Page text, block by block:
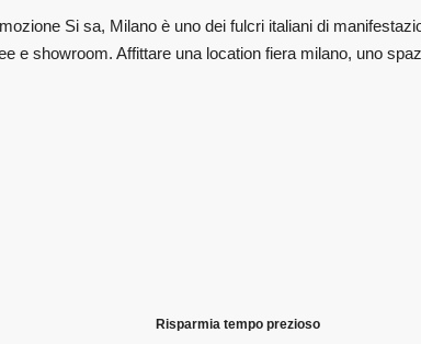
Si sa, Milano è uno dei fulcri italiani di
e showroom. Affittare una location fiera milano, uno
Risparmia tempo prezioso